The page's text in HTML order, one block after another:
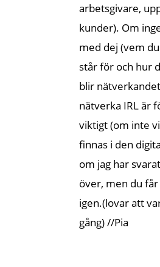
arbetsgivare,
kunder). Om
med dej (vem
står för och hur
blir
nätverka IRL är
viktigt (om inte
finnas i den
om jag har
över, men du
igen.(lovar att
gång) //Pia